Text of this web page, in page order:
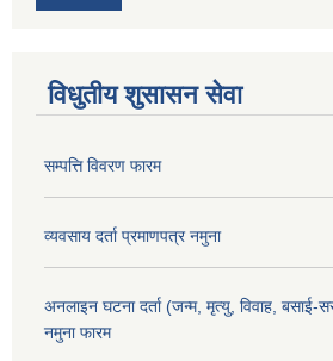
विधुतीय शुसासन सेवा
सम्पत्ति विवरण फारम
व्यवसाय दर्ता प्रमाणपत्र नमुना
अनलाइन घटना दर्ता (जन्म, मृत्यु, विवाह, बसाई-
नमुना फारम